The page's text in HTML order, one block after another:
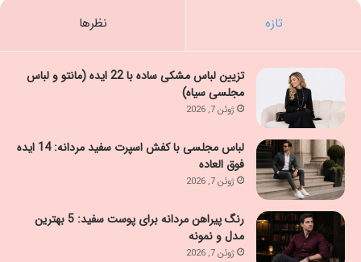
تازه نظرها
تزیین لباس مشکی ساده با 22 ایده (مانتو و لباس
مجلسی سیاه)
ژوئن 7, 2026
لباس مجلسی با کفش اسپرت سفید مردانه: 14 ایده
فوق العاده
ژوئن 7, 2026
رنگ پیراهن مردانه برای پوست سفید: 5 بهترین
مدل و نمونه
ژوئن 7, 2026